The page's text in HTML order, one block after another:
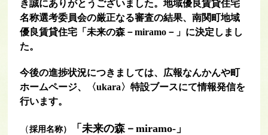
き誠にありがとうございました。地域優良賃貸住宅
名称選考委員会の厳正なる審査の結果、南関町地域
優良賃貸住宅「未来の森－miramo－」に決定しまし
た。
今後の進捗状況につきましては、広報なんかんや町
ホームページ、〈ukara〉特設ブースにて情報発信を
行います。
（採用名称） 「未来の森－miramo-」